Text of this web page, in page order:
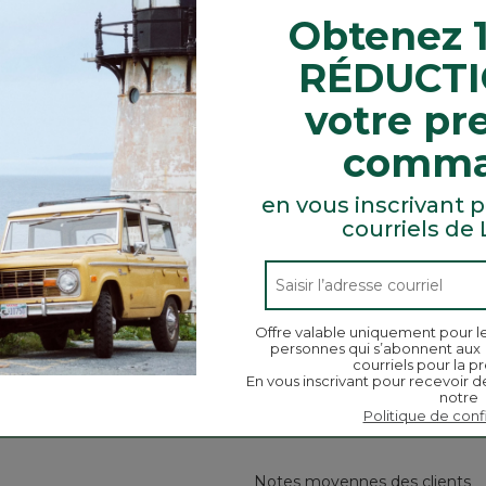
sont faits en tissu à FPRUV 50+ qui bloque au moins
blanc.
de l’humidité, sèche rapidement et il est extensible
76 %, lyocell à 19 % et élasthanne à 5 %.
Chercher
des
rubriques
commentaires
ϙChercher
Notes moyennes des clients
Obtenez
votre
en vous inscrivant
courriels de
Offre valable uniquement pour
personnes qui s’abonnent aux
courriels pour la
En vous inscrivant pour recevoir
notre
Politique de